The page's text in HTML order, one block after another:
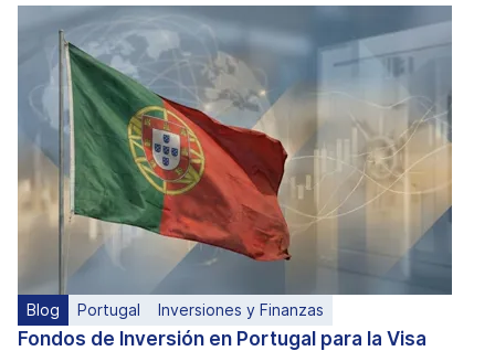
Blog Portugal Inversiones y Finanzas
Fondos de Inversión en Portugal para la Visa